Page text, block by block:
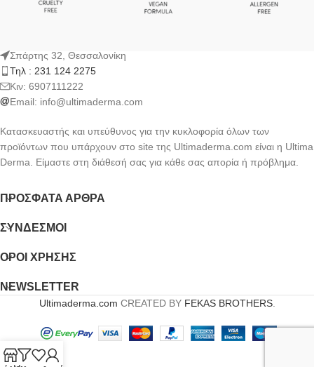
Σπάρτης 32, Θεσσαλονίκη
Τηλ : 231 124 2275
Kιν: 6907111222
Email: info@ultimaderma.com
Κατασκευαστής και υπεύθυνος για την κυκλοφορία όλων των
προϊόντων που υπάρχουν στο site της Ultimaderma.com είναι η Ultima
Derma. Είμαστε στη διάθεσή σας για κάθε σας απορία ή πρόβλημα.
ΠΡΌΣΦΑΤΑ ΆΡΘΡΑ
ΣΎΝΔΕΣΜΟΙ
ΟΡΟΙ ΧΡΗΣΗΣ
NEWSLETTER
Ultimaderma.com CREATED BY FEKAS BROTHERS.